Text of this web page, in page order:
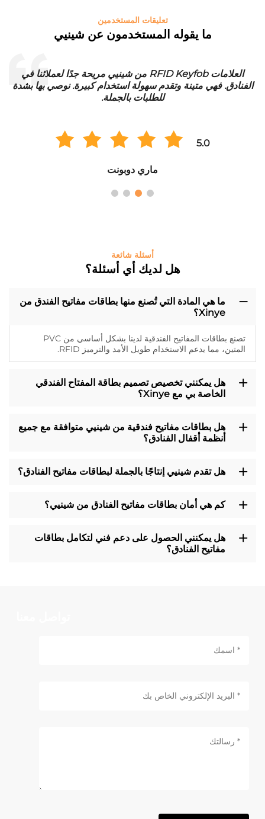
تعليقات المستخدمين
ما يقوله المستخدمون عن شينيي
العلامات RFID Keyfob من شينيي مريحة جدًا لعملائنا في
الفنادق. فهي متينة وتقدم سهولة استخدام كبيرة. نوصي بها بشدة
للطلبات بالجملة.
5.0
ماري دوبونت
أسئلة شائعة
هل لديك أي أسئلة؟
ما هي المادة التي تُصنع منها بطاقات مفاتيح الفندق من
Xinye؟
تصنع بطاقات المفاتيح الفندقية لدينا بشكل أساسي من PVC
المتين، مما يدعم الاستخدام طويل الأمد والترميز RFID.
هل يمكنني تخصيص تصميم بطاقة المفتاح الفندقي
الخاصة بي مع Xinye؟
هل بطاقات مفاتيح فندقية من شينيي متوافقة مع جميع
أنظمة أقفال الفنادق؟
هل تقدم شينيي إنتاجًا بالجملة لبطاقات مفاتيح الفنادق؟
كم هي أمان بطاقات مفاتيح الفنادق من شينيي؟
هل يمكنني الحصول على دعم فني لتكامل بطاقات
مفاتيح الفنادق؟